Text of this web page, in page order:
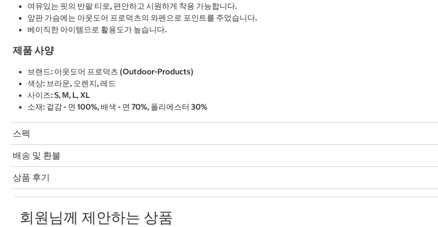
여유있는 핏의 반팔 티로, 편안하고 시원하게 착용 가능합니다.
앞판 가슴에는 아웃도어 프로덕츠의 와펜으로 포인트를 주었습니다.
베이직한 아이템으로 활용도가 높습니다.
제품 사양
브랜드: 아웃도어 프로덕츠 (Outdoor-Products)
색상: 브라운, 오렌지, 레드
사이즈: S, M, L, XL
소재: 겉감 - 면 100%, 배색 - 면 70%, 폴리에스터 30%
스펙
배송 및 환불
상품 후기
회원님께 제안하는 상품